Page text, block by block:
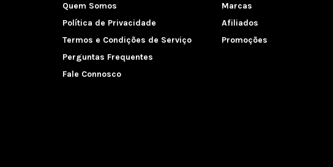
Quem Somos
Política de Privacidade
Termos e Condições de Serviço
Perguntas Frequentes
Fale Connosco
Marcas
Afiliados
Promoções